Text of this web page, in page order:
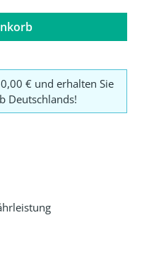
€ und erhalten Sie
Deutschlands!